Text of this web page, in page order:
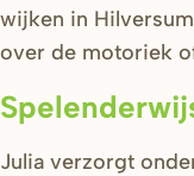
wijken in
over de motoriek
Julia verzorgt